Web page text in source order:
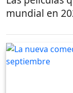
mundial en